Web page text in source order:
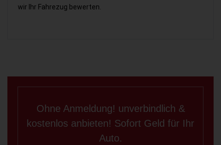
wir Ihr Fahrezug bewerten.
Ohne Anmeldung! unverbindlich &
kostenlos anbieten! Sofort Geld für Ihr
Auto.